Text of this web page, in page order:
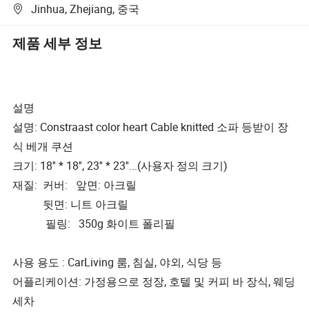
Jinhua, Zhejiang, 중국
제품 세부 정보
설명
설명: Constraast color heart Cable knitted 소파 등받이 장
식 베개 쿠션
크기: 18'' * 18'', 23'' * 23''...(사용자 정의 크기)
재질: 커버: 앞면: 아크릴
뒷면: 니트 아크릴
필링: 350g 화이트 폴리필
사용 용도 : CarLiving 룸, 침실, 야외, 식당 등
어플리케이션: 가정용으로 정장, 호텔 및 커피 바 장식, 웨딩
세차